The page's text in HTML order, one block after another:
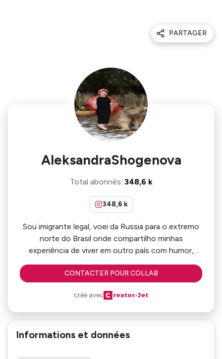
PARTAGER
AleksandraShogenova
Total abonnés: 348,6 k
348,6 k
Sou imigrante legal, voei da Russia para o extremo
norte do Brasil onde compartilho minhas
experiência de viver em outro país com humor,
muita aventura e pitadas de choque cultural.
CONTACTER POUR COLLAB
créé avec
Informations et données